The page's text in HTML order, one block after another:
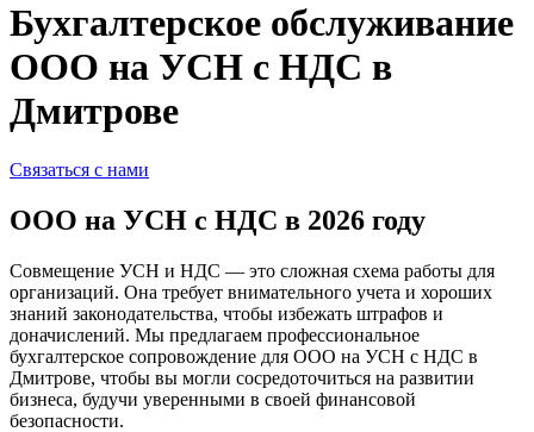
Бухгалтерское обслуживание
ООО на УСН с НДС в
Дмитрове
Связаться с нами
ООО на УСН с НДС в 2026 году
Совмещение УСН и НДС — это сложная схема работы для
организаций. Она требует внимательного учета и хороших
знаний законодательства, чтобы избежать штрафов и
доначислений. Мы предлагаем профессиональное
бухгалтерское сопровождение для ООО на УСН с НДС в
Дмитрове, чтобы вы могли сосредоточиться на развитии
бизнеса, будучи уверенными в своей финансовой
безопасности.